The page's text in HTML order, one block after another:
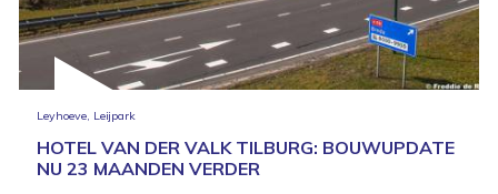
Leyhoeve, Leijpark
HOTEL VAN DER VALK TILBURG: BOUWUPDATE
NU 23 MAANDEN VERDER